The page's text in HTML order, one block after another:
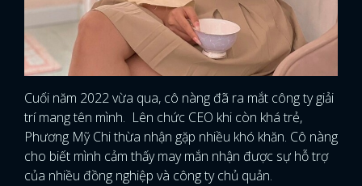
Cuối năm 2022 vừa qua, cô nàng đã ra mắt công ty giải
trí mang tên mình. Lên chức CEO khi còn khá trẻ,
Phương Mỹ Chi thừa nhận gặp nhiều khó khăn. Cô nàng
cho biết mình cảm thấy may mắn nhận được sự hỗ trợ
của nhiều đồng nghiệp và công ty chủ quản.